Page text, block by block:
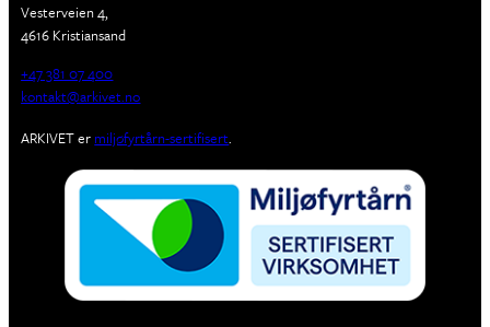
Vesterveien 4,
4616 Kristiansand
+47 381 07 400
kontakt@arkivet.no
ARKIVET er miljøfyrtårn-sertifisert.